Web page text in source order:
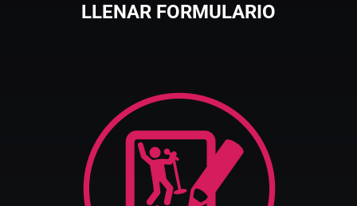
LLENAR FORMULARIO